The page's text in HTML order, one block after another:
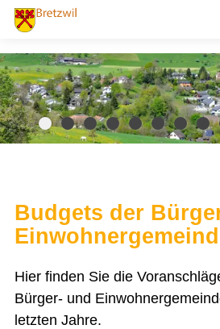
PORTRÄT
AKTUELLES
VERWALTUNG
SOZIALES / GESUNDHEIT
ENTSORGUNG UND UMWELT
Budgets der
Hier finden Sie die
Bürger- und
letzten Jahre.